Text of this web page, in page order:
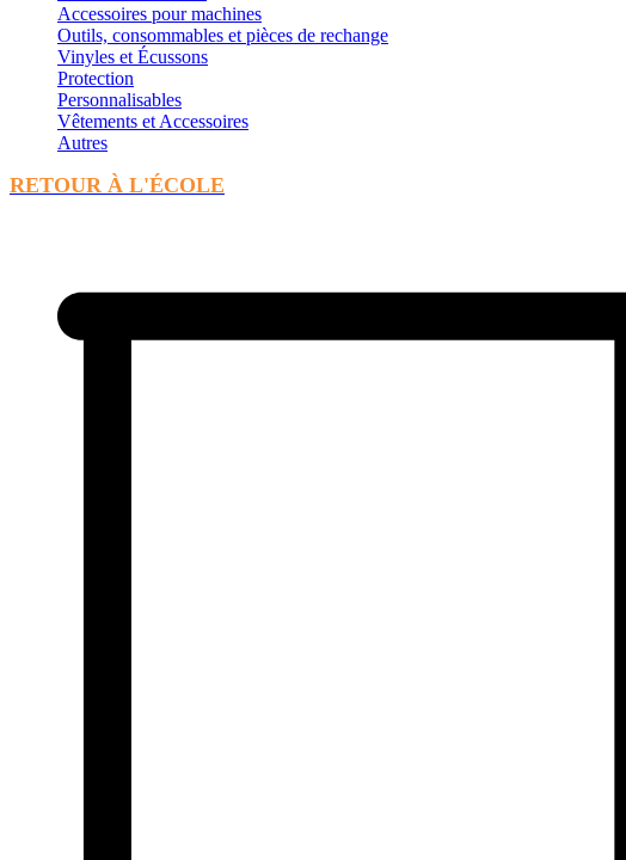
Accessoires pour machines
Outils, consommables et pièces de rechange
Vinyles et Écussons
Protection
Personnalisables
Vêtements et Accessoires
Autres
RETOUR À L'ÉCOLE